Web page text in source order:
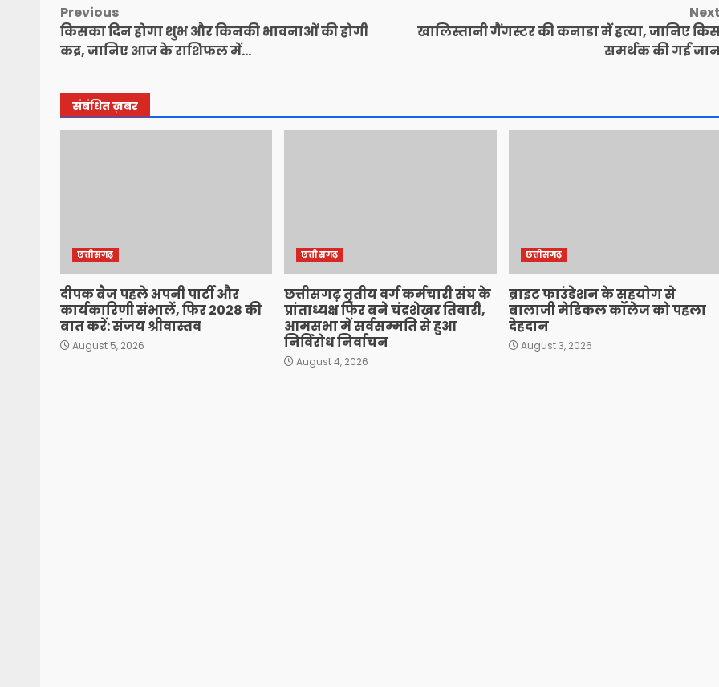
Post
navigation
Previous
किसका दिन होगा शुभ और किनकी भावनाओं की होगी
कद्र, जानिए आज के राशिफल में…
खालिस्तानी गैंगस्टर की कनाडा में हत्या, जानिए
समर्थक की गई
संबंधित ख़बर
छत्तीसगढ़
दीपक बैज पहले अपनी पार्टी और
कार्यकारिणी संभालें, फिर 2028 की
बात करें: संजय श्रीवास्तव
August 5, 2026
छत्तीसगढ़
छत्तीसगढ़ तृतीय वर्ग कर्मचारी संघ के
प्रांताध्यक्ष फिर बने चंद्रशेखर तिवारी,
आमसभा में सर्वसम्मति से हुआ
निर्विरोध निर्वाचन
August 4, 2026
छत्तीसगढ़
ब्राइट फाउंडेशन के सहयोग से
बालाजी मेडिकल कॉलेज को पहला
देहदान
August 3, 2026